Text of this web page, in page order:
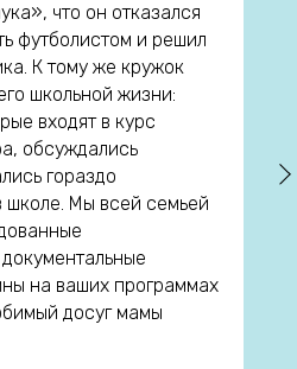
что он отказался
футболистом и решил
К тому же кружок
школьной жизни:
входят в курс
обсуждались
гораздо
школе. Мы всей семьей
на ваших программах
досуг мамы